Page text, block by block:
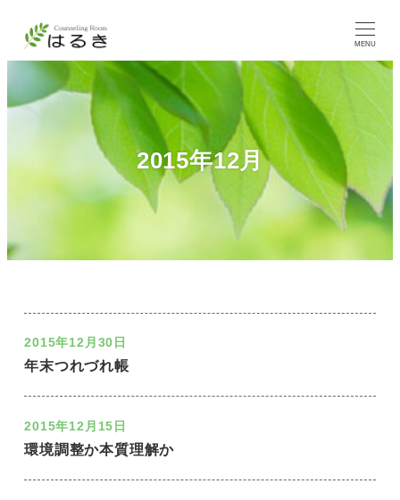
MENU
2015年12月
年末つれづれ帳
2015年12月30日
環境調整か本質理解か
2015年12月15日